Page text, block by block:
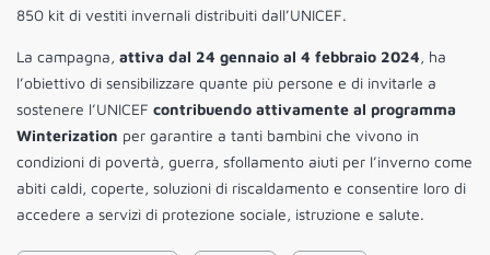
850 kit di vestiti invernali distribuiti dall’UNICEF.
La campagna, attiva dal 24 gennaio al 4 febbraio 2024, ha
l’obiettivo di sensibilizzare quante più persone e di invitarle a
sostenere l’UNICEF contribuendo attivamente al programma
Winterization per garantire a tanti bambini che vivono in
condizioni di povertà, guerra, sfollamento aiuti per l’inverno come
abiti caldi, coperte, soluzioni di riscaldamento e consentire loro di
accedere a servizi di protezione sociale, istruzione e salute.